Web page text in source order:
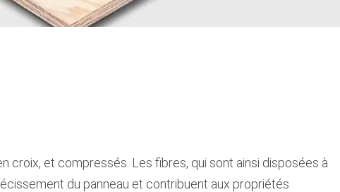
et compressés. Les fibres, qui sont ainsi disposées à
du panneau et contribuent aux propriétés